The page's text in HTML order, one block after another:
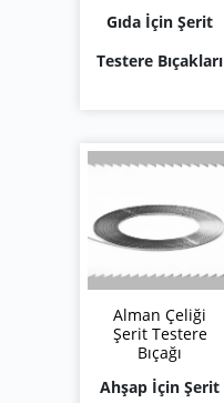
Gıda İçin Şerit
Testere Bıçakları
Alman Çeliği
Şerit Testere
Bıçağı
Ahşap İçin Şerit